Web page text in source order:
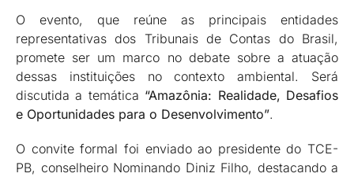
O evento, que reúne as principais entidades
representativas dos Tribunais de Contas do Brasil,
promete ser um marco no debate sobre a atuação
dessas instituições no contexto ambiental. Será
discutida a temática “Amazônia: Realidade, Desafios
e Oportunidades para o Desenvolvimento”.
O convite formal foi enviado ao presidente do TCE-
PB, conselheiro Nominando Diniz Filho, destacando a